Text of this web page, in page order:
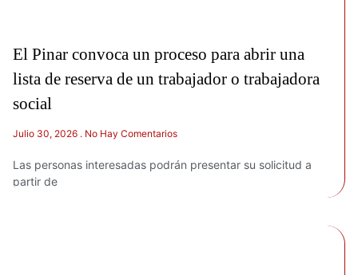
El Pinar convoca un proceso para abrir una
lista de reserva de un trabajador o trabajadora
social
Julio 30, 2026 No Hay Comentarios
Las personas interesadas podrán presentar su solicitud a
partir de